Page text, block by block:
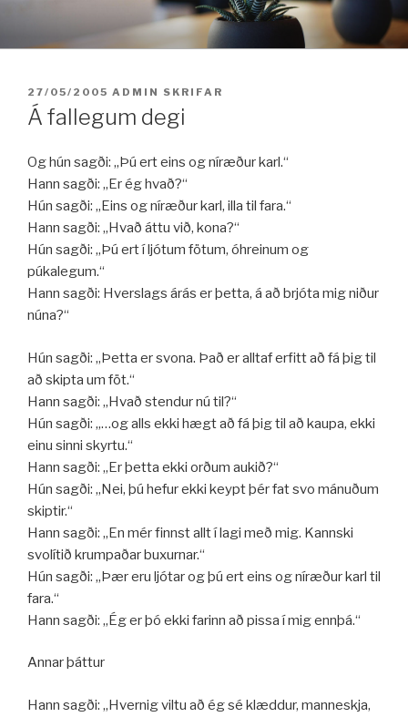
efni
BIRT:
27/05/2005 ADMIN SKRIFAR
Á fallegum degi
Og hún sagði: „Þú ert eins og níræður karl.“
Hann sagði: „Er ég hvað?“
Hún sagði: „Eins og níræður karl, illa til fara.“
Hann sagði: „Hvað áttu við, kona?“
Hún sagði: „Þú ert í ljótum fötum, óhreinum og
púkalegum.“
Hann sagði: Hverslags árás er þetta, á að brjóta mig niður
núna?“
Hún sagði: „Þetta er svona. Það er alltaf erfitt að fá þig til
að skipta um föt.“
Hann sagði: ,,Hvað stendur nú til?“
Hún sagði: ,,…og alls ekki hægt að fá þig til að kaupa, ekki
einu sinni skyrtu.“
Hann sagði: „Er þetta ekki orðum aukið?“
Hún sagði: „Nei, þú hefur ekki keypt þér fat svo mánuðum
skiptir.“
Hann sagði: „En mér finnst allt í lagi með mig. Kannski
svolítið krumpaðar buxurnar.“
Hún sagði: „Þær eru ljótar og þú ert eins og níræður karl til
fara.“
Hann sagði: „Ég er þó ekki farinn að pissa í mig ennþá.“
Annar þáttur
Hann sagði: „Hvernig viltu að ég sé klæddur, manneskja,